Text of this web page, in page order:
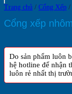
Trang chủ / Cổng Xếp /
Cổng xếp
Do sản phẩm luôn
hệ hotline để nhận
luôn rẻ nhất thị